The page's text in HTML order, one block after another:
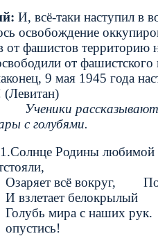
И, всё-таки наступил в
освобождение
от фашистов территорию
от
9 мая 1945 года
Ученики
с голубями.
1.Солнце
Озаряет всё вокруг,
И взлетает белокрылый
Голубь мира с наших
опустись!